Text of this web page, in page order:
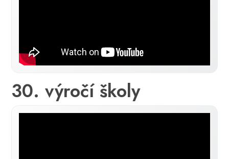
30. výročí školy